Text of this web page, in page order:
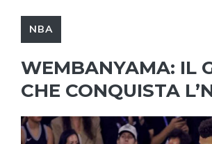
NBA
WEMBANYAMA: IL
CHE CONQUISTA